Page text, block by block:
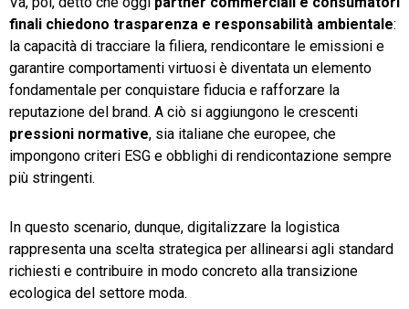
finali chiedono trasparenza e responsabilità ambientale:
la capacità di tracciare la filiera, rendicontare le emissioni e
garantire comportamenti virtuosi è diventata un elemento
fondamentale per conquistare fiducia e rafforzare la
reputazione del brand. A ciò si aggiungono le crescenti
pressioni normative, sia italiane che europee, che
impongono criteri ESG e obblighi di rendicontazione sempre
più stringenti.
In questo scenario, dunque, digitalizzare la logistica
rappresenta una scelta strategica per allinearsi agli standard
richiesti e contribuire in modo concreto alla transizione
ecologica del settore moda.